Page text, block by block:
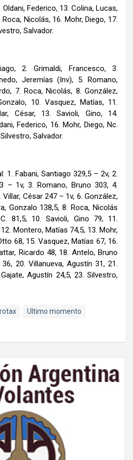
Federico, 13. Colina, Lucas,
Nicolás, 16. Mohr, Diego, 17.
Salvador.
2. Grimaldi, Francesco, 3.
Jeremías (Inv), 5. Romano,
7. Roca, Nicolás, 8. González,
10. Vasquez, Matías, 11.
César, 13. Savioli, Gino, 14.
Federico, 16. Mohr, Diego, Nc.
Salvador.
1. Fabani, Santiago 329,5 – 2v, 2.
– 1v, 3. Romano, Bruno 303, 4.
César 247 – 1v, 6. González,
Gonzalo 138,5, 8. Roca, Nicolás
81,5, 10. Savioli, Gino 79, 11.
Montero, Matías 74,5, 13. Mohr,
68, 15. Vasquez, Matías 67, 16.
Ricardo 48, 18. Antelo, Bruno
20. Villanueva, Agustín 31, 21.
Agustín 24,5, 23. Silvestro,
rotax Ultimo momento